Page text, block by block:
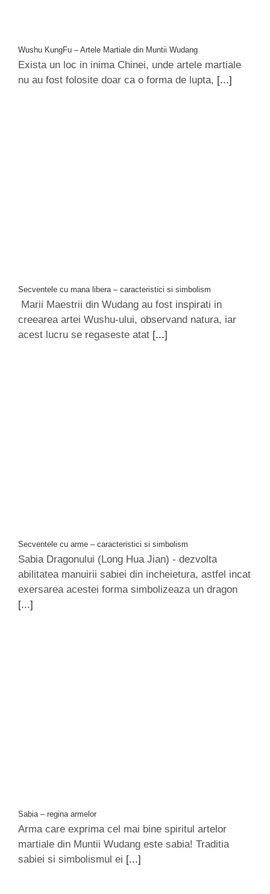
Wushu KungFu – Artele Martiale din Muntii Wudang
Exista un loc in inima Chinei, unde artele martiale
nu au fost folosite doar ca o forma de lupta, [...]
Secventele cu mana libera – caracteristici si simbolism
Marii Maestrii din Wudang au fost inspirati in
creearea artei Wushu-ului, observand natura, iar
acest lucru se regaseste atat [...]
Secventele cu arme – caracteristici si simbolism
Sabia Dragonului (Long Hua Jian) - dezvolta
abilitatea manuirii sabiei din incheietura, astfel incat
exersarea acestei forma simbolizeaza un dragon
[...]
Sabia – regina armelor
Arma care exprima cel mai bine spiritul artelor
martiale din Muntii Wudang este sabia! Traditia
sabiei si simbolismul ei [...]